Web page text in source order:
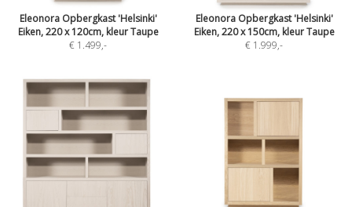
Eleonora Opbergkast 'Helsinki'
Eiken, 220 x 120cm, kleur Taupe
€ 1.499,-
Eleonora Opbergkast 'Helsinki'
Eiken, 220 x 150cm, kleur Taupe
€ 1.999,-